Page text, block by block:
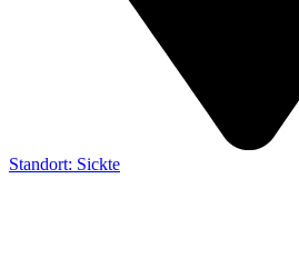
Standort: Sickte